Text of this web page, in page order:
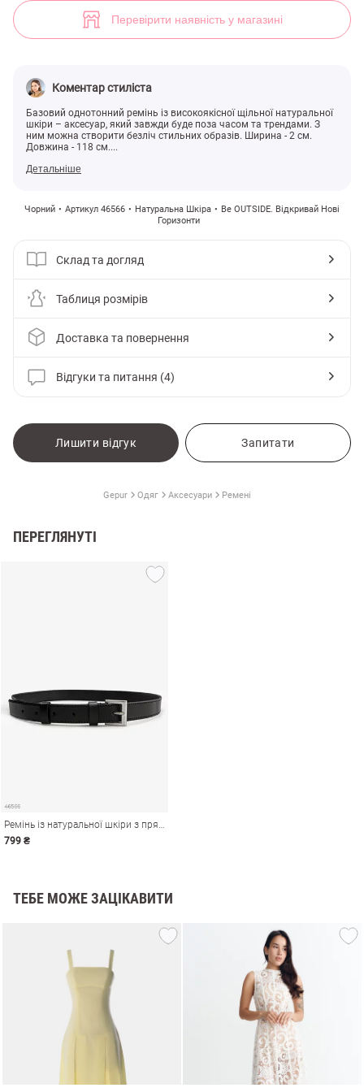
Перевірити наявність у магазині
Коментар стиліста
Базовий однотонний ремінь із високоякісної щільної натуральної
шкіри – аксесуар, який завжди буде поза часом та трендами. З
ним можна створити безліч стильних образів. Ширина - 2 см.
Довжина - 118 см....
Детальніше
Чорний Артикул 46566 Натуральна Шкіра
Be OUTSIDE. Відкривай Нові
Горизонти
Склад та догляд
Таблиця розмірів
Доставка та повернення
Відгуки та питання (4)
Лишити відгук Запитати
Gepur Одяг Аксесуари Ремені
ПЕРЕГЛЯНУТІ
Ремінь із натуральної шкіри з прямокутною пряжкою
799 ₴
ТЕБЕ МОЖЕ ЗАЦІКАВИТИ
Ремінь із натуральної шкіри з прямокутною пряжкою (арт. 46566)